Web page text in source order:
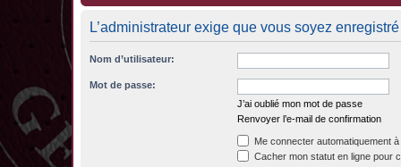
L’administrateur exige que vous soyez
Nom d’utilisateur:
Mot de passe:
J’ai oublié mon mot de passe
Renvoyer l’e-mail de confirmation
Me connecter automatiquement
Cacher mon statut en ligne pour